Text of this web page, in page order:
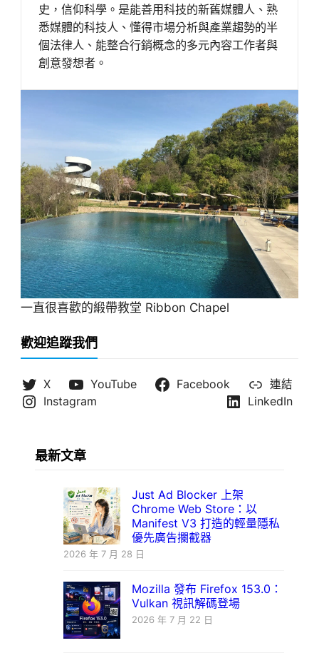
史，信仰科學。是能善用科技的新舊媒體人、熟
悉媒體的科技人、懂得市場分析與產業趨勢的半
個法律人、能整合行銷概念的多元內容工作者與
創意發想者。
一直很喜歡的緞帶教堂 Ribbon Chapel
歡迎追蹤我們
X YouTube Facebook
連結
Instagram
LinkedIn
最新文章
Just Ad Blocker 上架
Chrome Web Store：以
Manifest V3 打造的輕量隱私
優先廣告攔截器
2026 年 7 月 28 日
Mozilla 發布 Firefox 153.0：
Vulkan 視訊解碼登場
2026 年 7 月 22 日